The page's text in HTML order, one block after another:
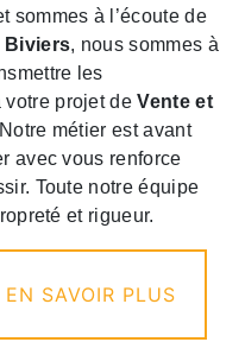
sommes à l’écoute de
Biviers, nous sommes à
les
votre projet deVente et
métier est avant
avec vous renforce
Toute notre équipe
et rigueur.
EN SAVOIR PLUS